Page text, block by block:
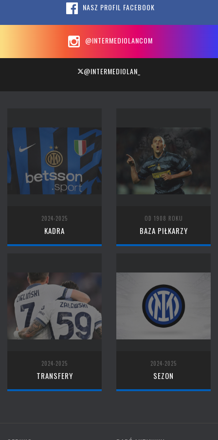
NASZ PROFIL FACEBOOK
@INTERMEDIOLANCOM
@INTERMEDIOLAN_
2024-2025
KADRA
OD 1908 ROKU
BAZA PIŁKARZY
2024-2025
TRANSFERY
2024-2025
SEZON